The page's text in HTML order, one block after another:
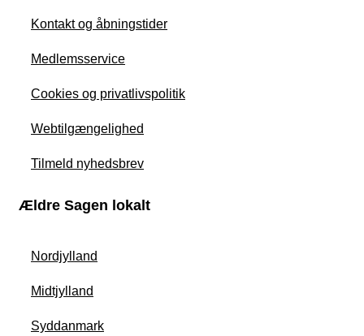
Kontakt og åbningstider
Medlemsservice
Cookies og privatlivspolitik
Webtilgængelighed
Tilmeld nyhedsbrev
Ældre Sagen lokalt
Nordjylland
Midtjylland
Syddanmark